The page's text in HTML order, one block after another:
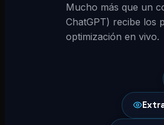
Mucho más que un
ChatGPT) recibe los
optimización en vivo.